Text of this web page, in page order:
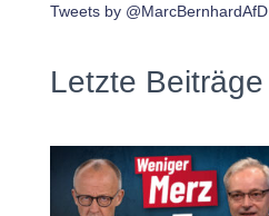
Tweets by @MarcBernhardAfD
Letzte Beiträge